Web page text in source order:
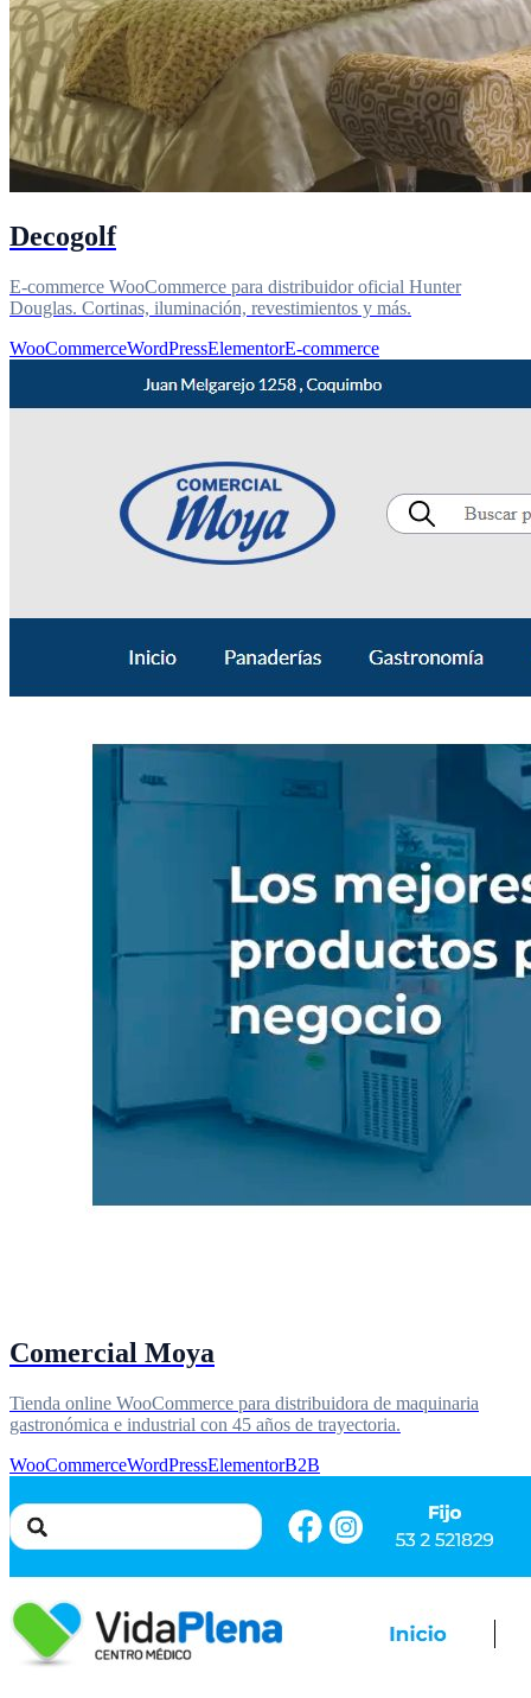
Decogolf
E-commerce WooCommerce para distribuidor oficial Hunter
Douglas. Cortinas, iluminación, revestimientos y más.
WooCommerceWordPressElementorE-commerce
Comercial Moya
Tienda online WooCommerce para distribuidora de maquinaria
gastronómica e industrial con 45 años de trayectoria.
WooCommerceWordPressElementorB2B